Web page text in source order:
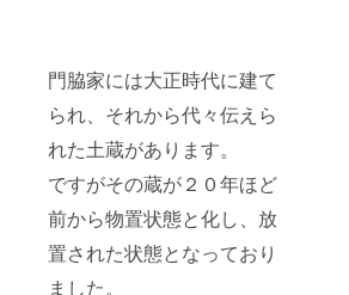
門脇家には大正時代に建て
られ、それから代々伝えら
れた土蔵があります。
ですがその蔵が２０年ほど
前から物置状態と化し、放
置された状態となっており
ました。